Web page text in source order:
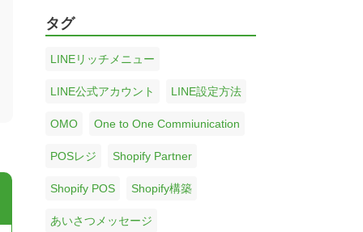
タグ
LINEリッチメニュー
LINE公式アカウント LINE設定方法
OMO One to One Commiunication
POSレジ Shopify Partner
Shopify POS Shopify構築
あいさつメッセージ